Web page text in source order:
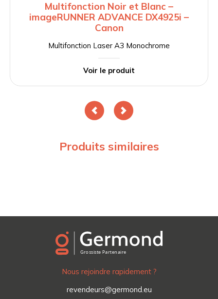
Multifonction Noir et Blanc –
imageRUNNER ADVANCE DX4925i –
Canon
Multifonction Laser A3 Monochrome
Voir le produit
Produits similaires
Nous rejoindre rapidement ?
revendeurs@germond.eu